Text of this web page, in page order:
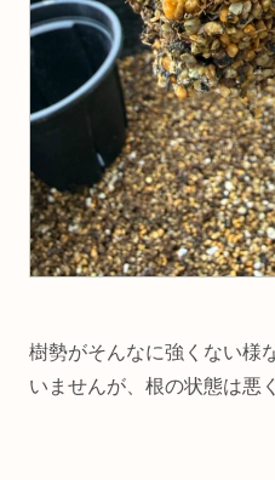
樹勢がそんなに強くない様
いませんが、根の状態は悪